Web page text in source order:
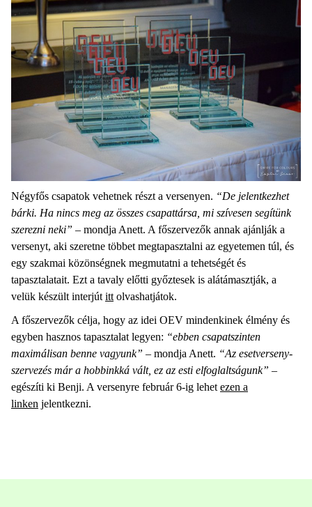
Négyfős csapatok vehetnek részt a versenyen. “De jelentkezhet
bárki. Ha nincs meg az összes csapattársa, mi szívesen segítünk
szerezni neki” – mondja Anett. A főszervezők annak ajánlják a
versenyt, aki szeretne többet megtapasztalni az egyetemen túl, és
egy szakmai közönségnek megmutatni a tehetségét és
tapasztalatait. Ezt a tavaly előtti győztesek is alátámasztják, a
velük készült interjút itt olvashatjátok.
A főszervezők célja, hogy az idei OEV mindenkinek élmény és
egyben hasznos tapasztalat legyen: “ebben csapatszinten
maximálisan benne vagyunk” – mondja Anett. “Az esetverseny-
szervezés már a hobbinkká vált, ez az esti elfoglaltságunk” –
egészíti ki Benji. A versenyre február 6-ig lehet ezen a
linken jelentkezni.